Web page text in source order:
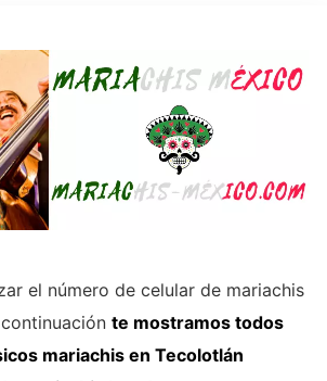
el número de celular de mariachis
te mostramos todos
mariachis en Tecolotlán